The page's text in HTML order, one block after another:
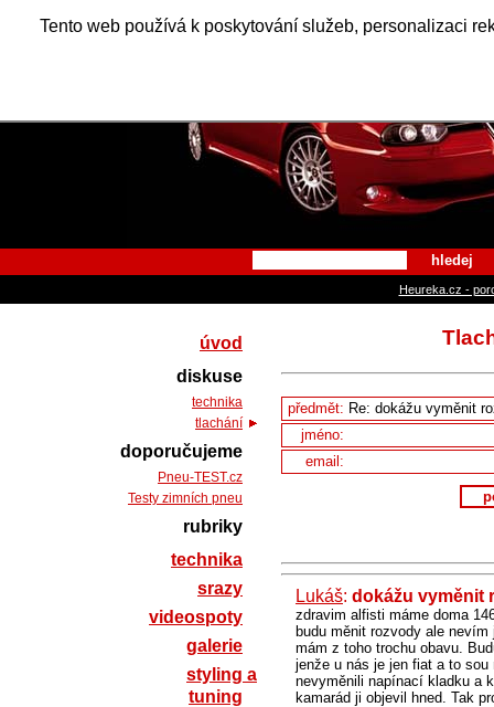
Tento web používá k poskytování služeb, personalizaci
Alfa
hledej
Heureka.cz -
předmět:
jméno:
email:
Lukáš: dokážu vyměnit
zdravim alfisti máme doma
budu měnit rozvody ale
mám z toho trochu obavu.
jenže u nás je jen fiat a to
nevyměnili napínací kladku a
kamarád ji objevil hned. Tak
úvod
diskuse
technika
tlachání
doporučujeme
Pneu-TEST.cz
Testy zimních pneu
rubriky
technika
srazy
videospoty
galerie
styling a
tuning